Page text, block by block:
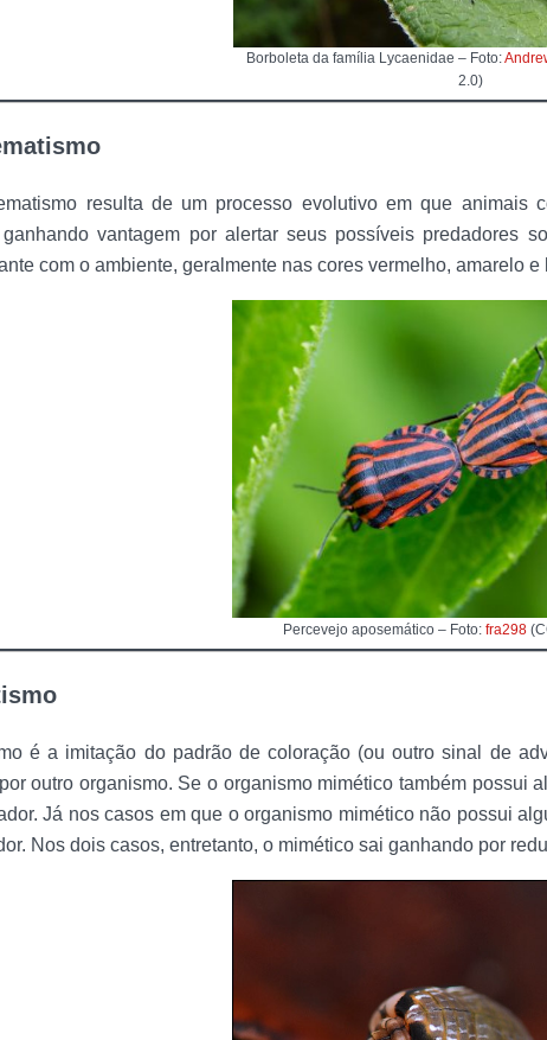
Borboleta da família Lycaenidae – Foto:
2.0)
resulta de um processo evolutivo em que animais
vantagem por alertar seus possíveis predadores
com o ambiente, geralmente nas cores vermelho, amarelo
Percevejo aposemático – Foto: fra298
é a imitação do padrão de coloração (ou outro sinal de
outro organismo. Se o organismo mimético também possui
Já nos casos em que o organismo mimético não possui
Nos dois casos, entretanto, o mimético sai ganhando por